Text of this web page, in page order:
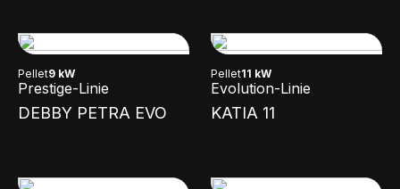
Pellet9 kW
Prestige-Linie
DEBBY PETRA EVO
Pellet11 kW
Evolution-Linie
KATIA 11